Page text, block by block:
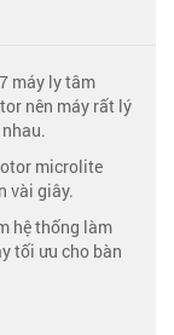
máy ly tâm
nên máy rất lý
microlite
vài giây.
hệ thống làm
tối ưu cho bàn